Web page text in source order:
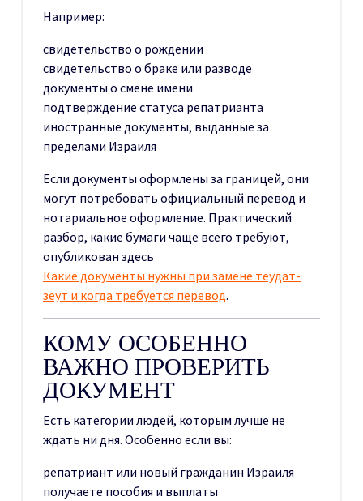
Например:
свидетельство о рождении
свидетельство о браке или разводе
документы о смене имени
подтверждение статуса репатрианта
иностранные документы, выданные за
пределами Израиля
Если документы оформлены за границей, они
могут потребовать официальный перевод и
нотариальное оформление. Практический
разбор, какие бумаги чаще всего требуют,
опубликован здесь
Какие документы нужны при замене теудат-
зеут и когда требуется перевод.
КОМУ ОСОБЕННО
ВАЖНО ПРОВЕРИТЬ
ДОКУМЕНТ
Есть категории людей, которым лучше не
ждать ни дня. Особенно если вы:
репатриант или новый гражданин Израиля
получаете пособия и выплаты